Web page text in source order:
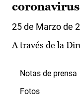
25 de Marzo de
A través de la
Notas de prensa
Fotos